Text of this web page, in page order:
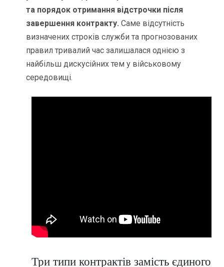
та порядок отримання відстрочки після
завершення контракту. Саме відсутність
визначених строків служби та прогнозованих
правил тривалий час залишалася однією з
найбільш дискусійних тем у військовому
середовищі.
Три типи контрактів замість єдиного